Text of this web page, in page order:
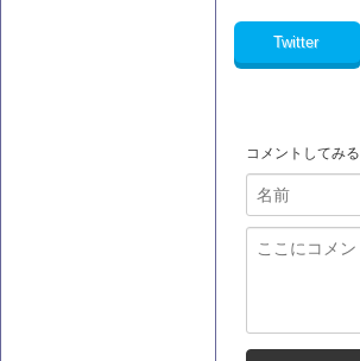
Twitter
コメントしてみる